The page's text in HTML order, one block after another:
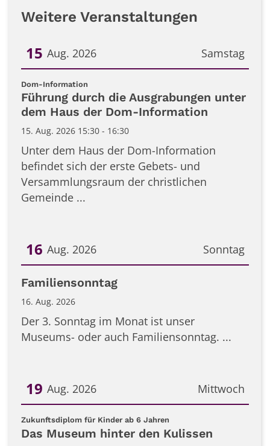
Weitere Veranstaltungen
Samstag
15 Aug. 2026
Datum: 15. August 2026
Dom-Information
Führung durch die Ausgrabungen unter
dem Haus der Dom-Information
15. Aug. 2026 15:30 - 16:30
Unter dem Haus der Dom-Information
befindet sich der erste Gebets- und
Versammlungsraum der christlichen
Gemeinde ...
Sonntag
16 Aug. 2026
Datum: 16. August 2026
Familiensonntag
16. Aug. 2026
Der 3. Sonntag im Monat ist unser
Museums- oder auch Familiensonntag. ...
Mittwoch
19 Aug. 2026
Datum: 19. August 2026
Zukunftsdiplom für Kinder ab 6 Jahren
Das Museum hinter den Kulissen